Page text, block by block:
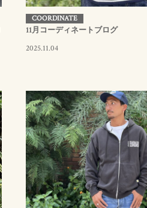
COORDINATE
11月コーディネートブログ
2025.11.04